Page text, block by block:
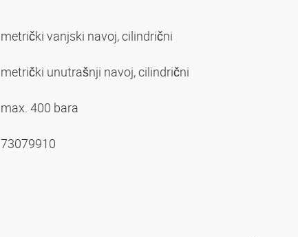
metrički vanjski navoj, cilindrični
metrički unutrašnji navoj, cilindrični
max. 400 bara
73079910